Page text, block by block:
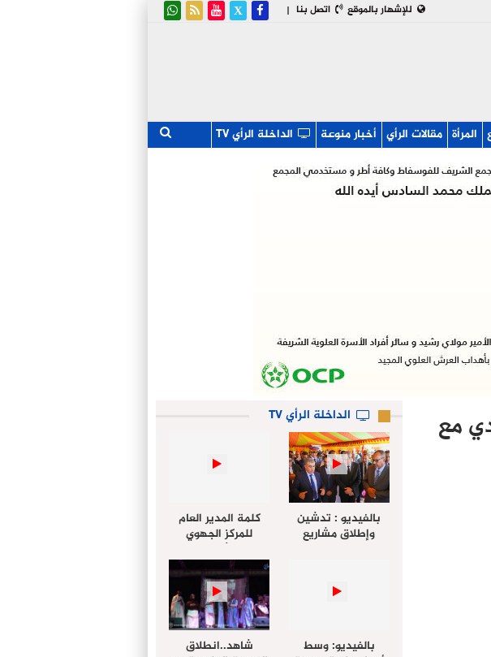
| اتصل بنا للإشهار بالموقع
المرأة مقالات الرأي أخبار منوعة الداخلة الرأي TV
مع الداخلة الرأي TV
بالفيديو : تدشين
وإطلاق مشاريع
كلمة المدير العام
للمركز الجهوي
للإستثمار خلال
أشغال لإجتماع
التقييمي للجنة
الجهوية الموحد
لإستثمار بجهة
الداخلة…
بالفيديو: وسط
شاهد..انطلاق